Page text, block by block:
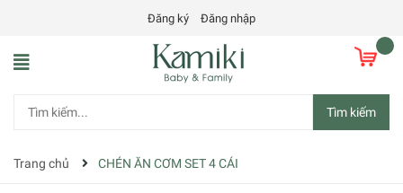
Đăng ký Đăng nhập
Tìm kiếm
Trang chủ CHÉN ĂN CƠM SET 4 CÁI